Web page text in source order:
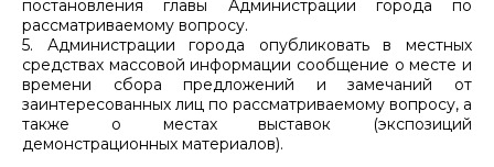
постановления главы Администрации города по
рассматриваемому вопросу.
5. Администрации города опубликовать в местных
средствах массовой информации сообщение о месте и
времени сбора предложений и замечаний от
заинтересованных лиц по рассматриваемому вопросу, а
также о местах выставок (экспозиций
демонстрационных материалов).